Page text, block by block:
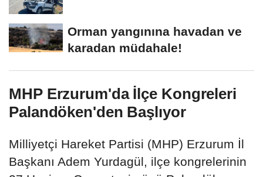
Orman yangınına havadan ve
karadan müdahale!
MHP Erzurum'da İlçe Kongreleri
Palandöken'den Başlıyor
Milliyetçi Hareket Partisi (MHP) Erzurum İl
Başkanı Adem Yurdagül, ilçe kongrelerinin